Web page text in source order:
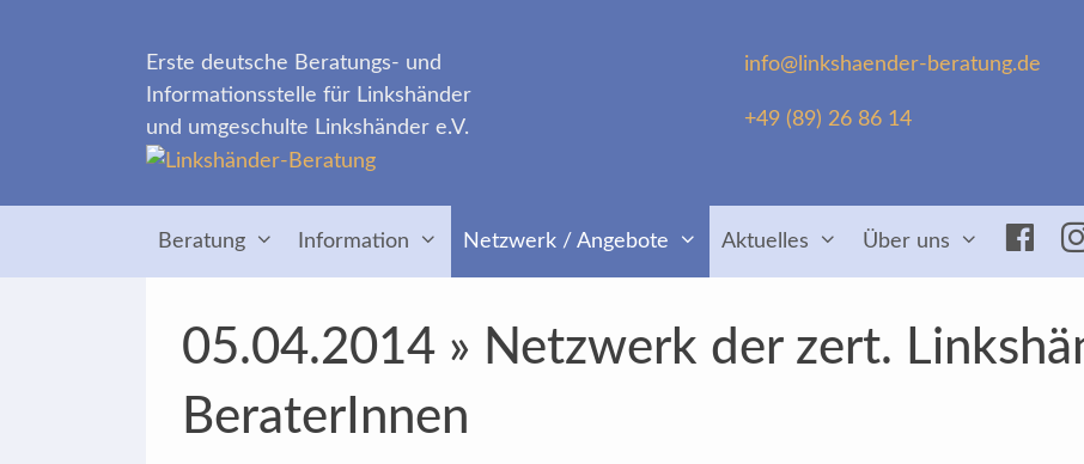
info@linkshaender-beratung.de
+49 (89) 26 86 14
Erste deutsche Beratungs- und
Informationsstelle für Linkshänder
und umgeschulte Linkshänder e.V.
Beratung Information Netzwerk / Angebote Aktuelles Über uns
05.04.2014 » Netzwerk der zert.
BeraterInnen